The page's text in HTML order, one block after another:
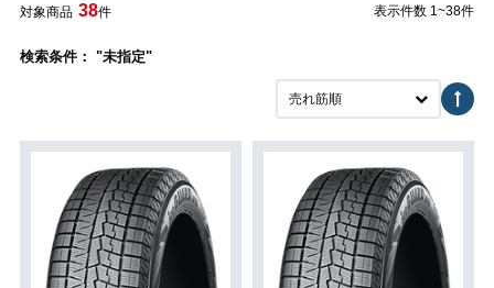
対象商品 38件 表示件数 1~38件
検索条件： "未指定"
売れ筋順